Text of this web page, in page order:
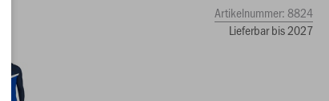
Artikelnummer:8824
Lieferbar bis 2027